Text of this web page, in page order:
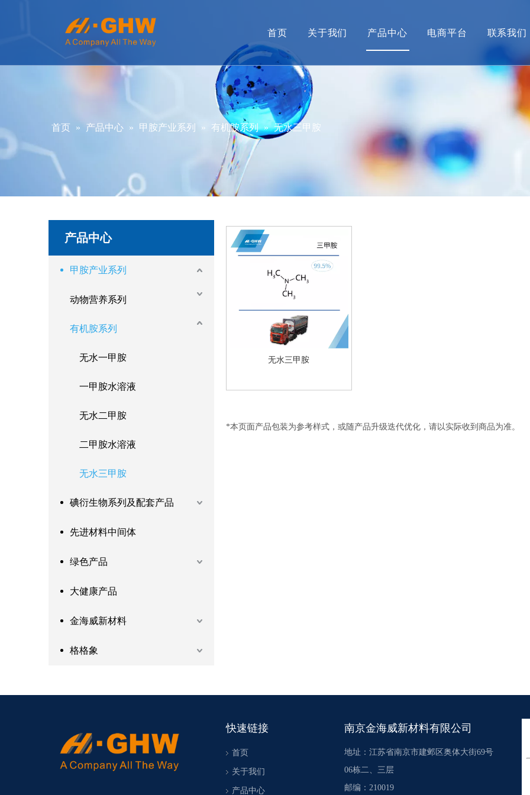
首页 关于我们 产品中心
绿色产品
大健康产品
电商平台 联系我们
营销
产品
首页 » 产品中心 » 甲胺产业系列 » 有机胺系列 » 无水三甲胺
产品中心
甲胺产业系列
动物营养系列
有机胺系列
无水一甲胺
一甲胺水溶液
无水二甲胺
二甲胺水溶液
无水三甲胺
碘衍生物系列及配套产品
先进材料中间体
绿色产品
大健康产品
金海威新材料
格格象
无水三甲胺
*本页面产品包装为参考样式，或随产品升级迭代优化，请以实际收到商品为准。
快速链接
首页
关于我们
产品中心
南京金海威新材料有限公司
地址：江苏省南京市建邺区奥体大街69号
06栋二、三层
邮编：210019